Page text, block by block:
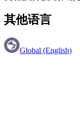
其他语言
Global (English)